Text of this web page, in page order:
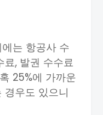
는 항공사 수
, 발권 수수료
25%에 가까운
경우도 있으니